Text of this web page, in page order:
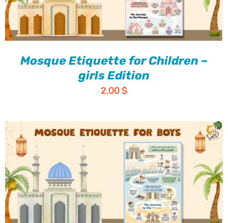
Mosque Etiquette for Children –
girls Edition
2,00$